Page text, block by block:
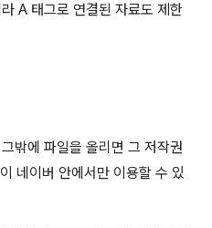
A 태그로 연결된 자료도 제한
밖에 파일을 올리면 그 저작권
네이버 안에서만 이용할 수 있